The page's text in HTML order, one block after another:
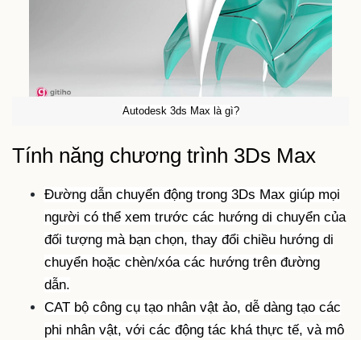
Autodesk 3ds Max là gì?
Tính năng chương trình 3Ds Max
Đường dẫn chuyển động trong 3Ds Max giúp mọi
người có thể xem trước các hướng di chuyển của
đối tượng mà bạn chọn, thay đổi chiều hướng di
chuyển hoặc chèn/xóa các hướng trên đường
dẫn.
CAT bộ công cụ tạo nhân vật ảo, dễ dàng tạo các
phi nhân vật, với các động tác khá thực tế, và mô